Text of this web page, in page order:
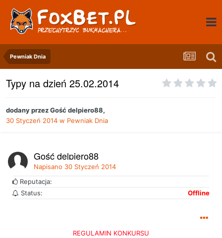
Pewniak Dnia
Typy na dzień 25.02.2014
dodany przezGość delpiero88,
30 Styczeń 2014 w Pewniak Dnia
Gość delpiero88
Napisano 30 Styczeń 2014
Reputacja:
Status:
Offline
REGULAMIN KONKURSU